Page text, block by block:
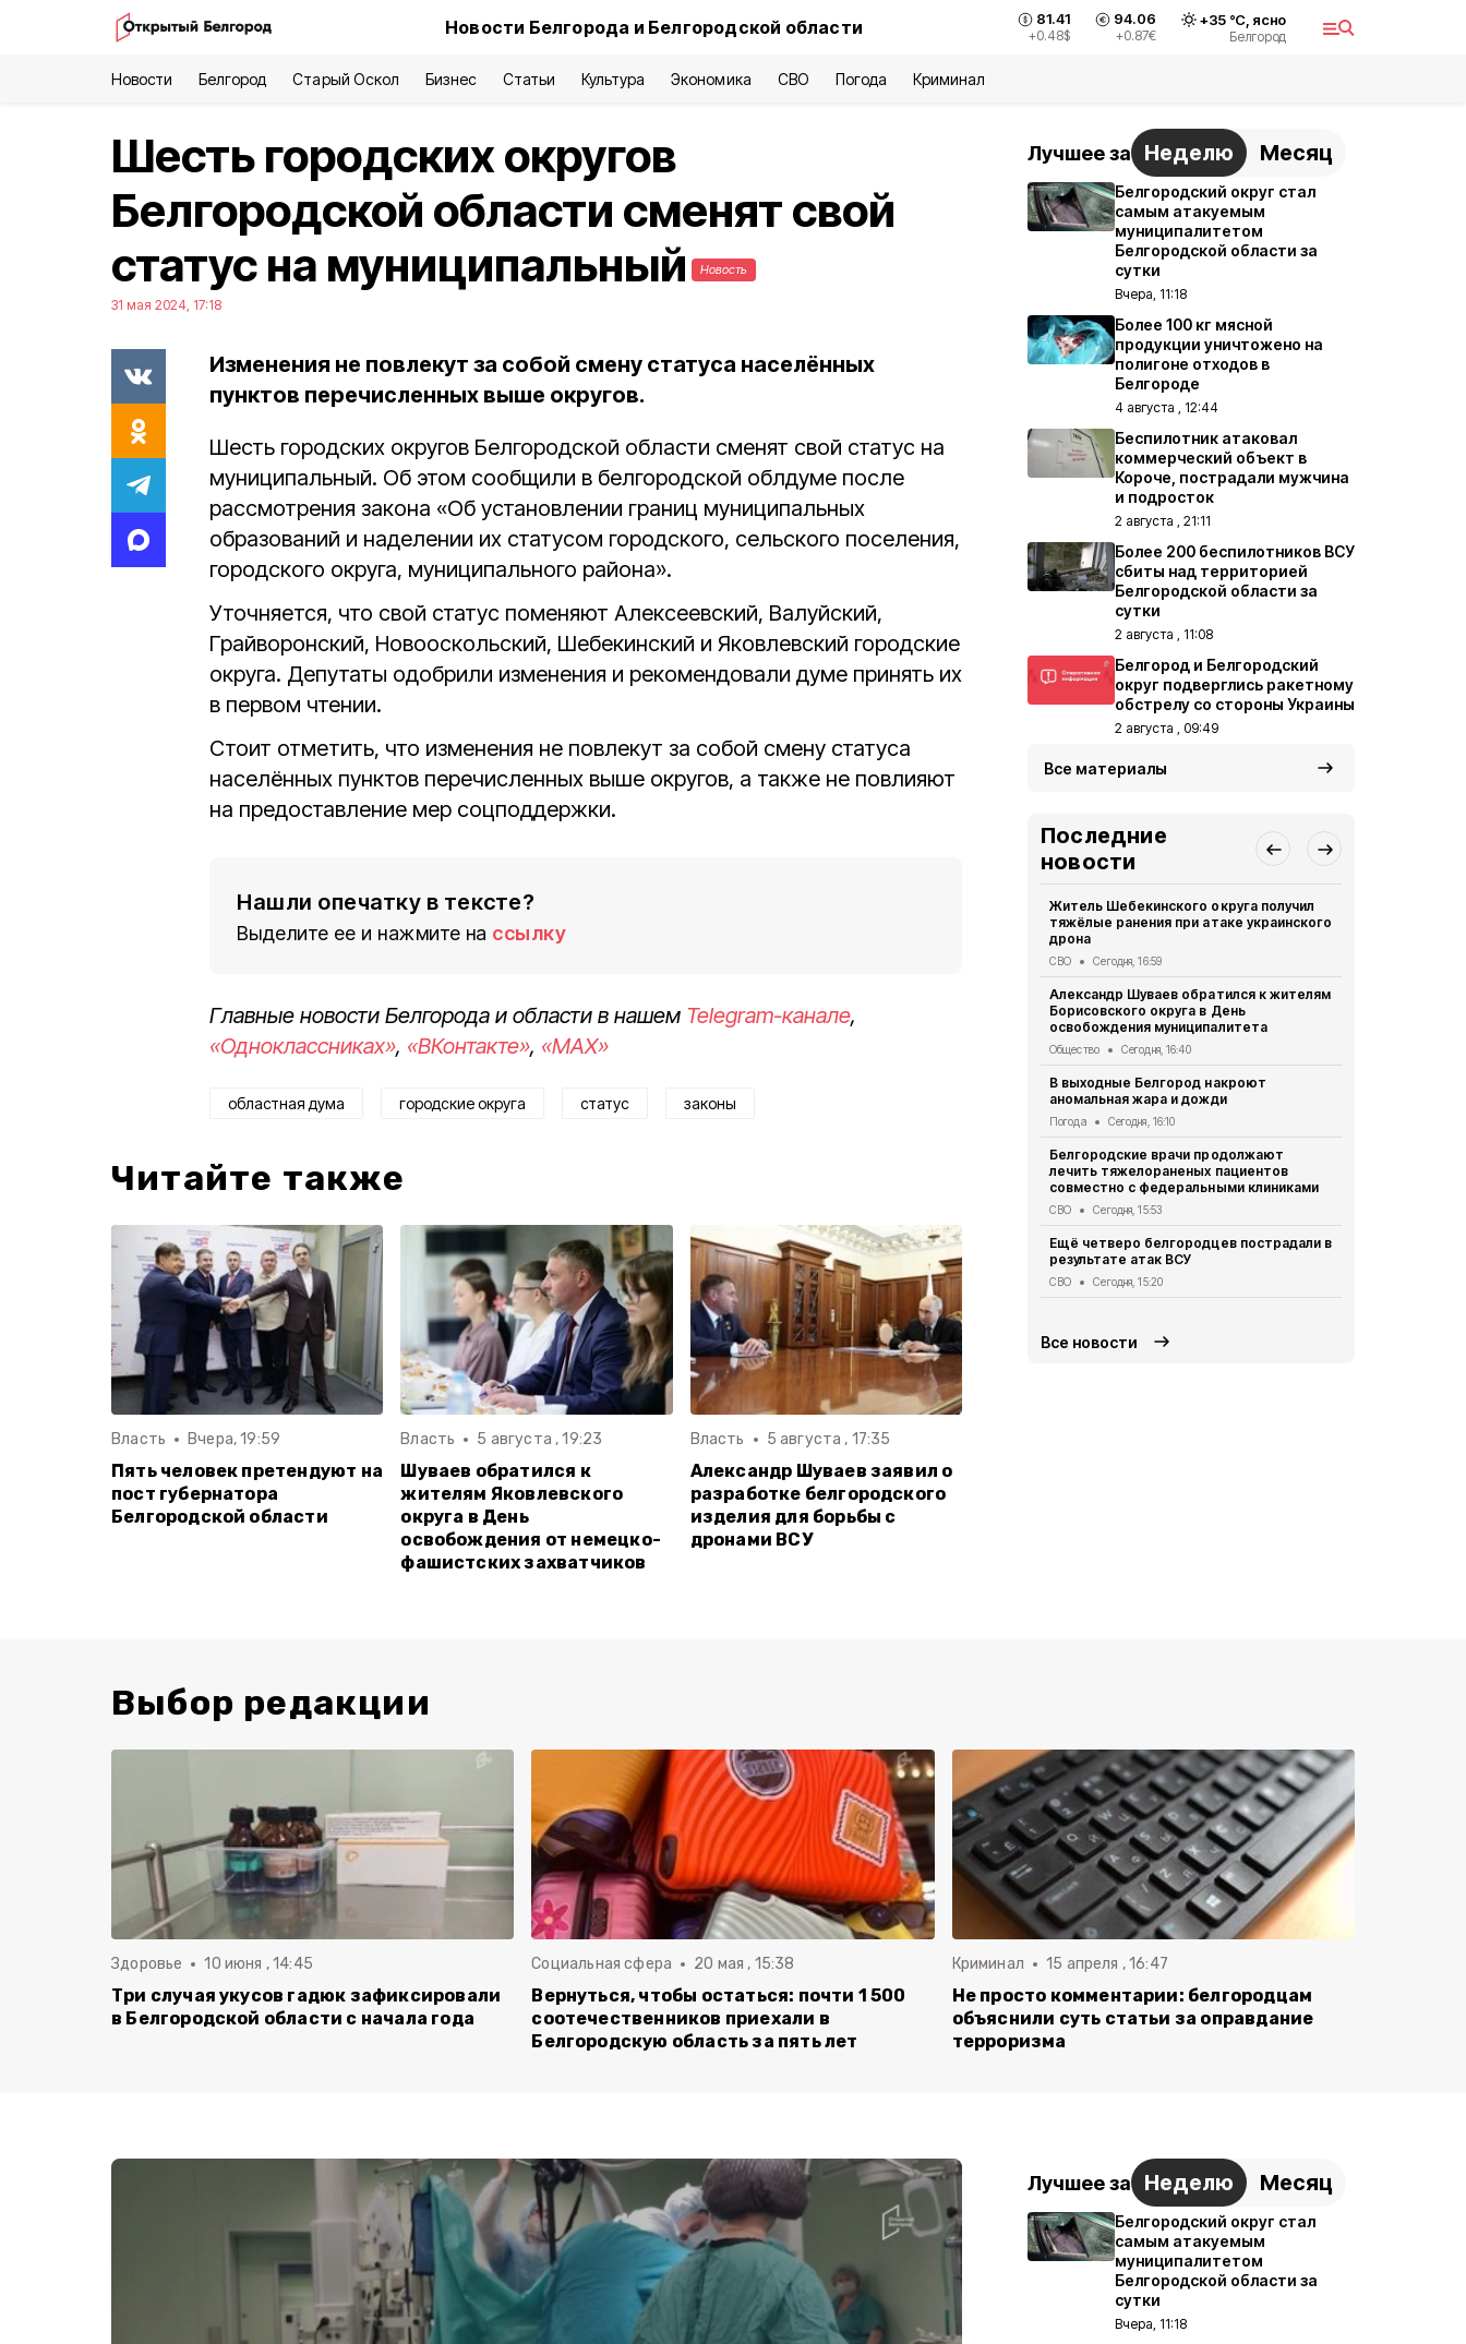
Новости Белгорода и Белгородской области 81.41
+0.48$
94.06
+0.87€
+35°С, ясно
Белгород
Новости Белгород Старый Оскол Бизнес Статьи Культура Экономика СВО Погода Криминал
Шесть городских округов
Белгородской области сменят свой
статус на муниципальный
Новость
31 мая 2024, 17:18
Изменения не повлекут за собой смену статуса населённых
пунктов перечисленных выше округов.
Шесть городских округов Белгородской области сменят свой статус на
муниципальный. Об этом сообщили в белгородской облдуме после
рассмотрения закона «Об установлении границ муниципальных
образований и наделении их статусом городского, сельского поселения,
городского округа, муниципального района».
Уточняется, что свой статус поменяют Алексеевский, Валуйский,
Грайворонский, Новооскольский, Шебекинский и Яковлевский городские
округа. Депутаты одобрили изменения и рекомендовали думе принять их
в первом чтении.
Стоит отметить, что изменения не повлекут за собой смену статуса
населённых пунктов перечисленных выше округов, а также не повлияют
на предоставление мер соцподдержки.
Нашли опечатку в тексте?
Выделите ее и нажмите на ссылку
Главные новости Белгорода и области в нашем Telegram-канале,
«Одноклассниках», «ВКонтакте», «MAX»
областная дума городские округа статус законы
Читайте также
Власть Вчера, 19:59
Пять человек претендуют на
пост губернатора
Белгородской области
Власть 5 августа , 19:23
Шуваев обратился к
жителям Яковлевского
округа в День
освобождения от немецко-
фашистских захватчиков
Власть 5 августа , 17:35
Александр Шуваев заявил о
разработке белгородского
изделия для борьбы с
дронами ВСУ
Лучшее за Неделю Месяц
Белгородский округ стал
самым атакуемым
муниципалитетом
Белгородской области за
сутки
Вчера, 11:18
Более 100 кг мясной
продукции уничтожено на
полигоне отходов в
Белгороде
4 августа , 12:44
Беспилотник атаковал
коммерческий объект в
Короче, пострадали мужчина
и подросток
2 августа , 21:11
Более 200 беспилотников ВСУ
сбиты над территорией
Белгородской области за
сутки
2 августа , 11:08
Белгород и Белгородский
округ подверглись ракетному
обстрелу со стороны Украины
2 августа , 09:49
Все материалы
Последние
новости
Житель Шебекинского округа получил
тяжёлые ранения при атаке украинского
дрона
СВО Сегодня, 16:59
Александр Шуваев обратился к жителям
Борисовского округа в День
освобождения муниципалитета
Общество Сегодня, 16:40
В выходные Белгород накроют
аномальная жара и дожди
Погода Сегодня, 16:10
Белгородские врачи продолжают
лечить тяжелораненых пациентов
совместно с федеральными клиниками
СВО Сегодня, 15:53
Ещё четверо белгородцев пострадали в
результате атак ВСУ
СВО Сегодня, 15:20
Все новости
Выбор редакции
Здоровье 10 июня , 14:45
Три случая укусов гадюк зафиксировали
в Белгородской области с начала года
Социальная сфера 20 мая , 15:38
Вернуться, чтобы остаться: почти 1 500
соотечественников приехали в
Белгородскую область за пять лет
Криминал 15 апреля , 16:47
Не просто комментарии: белгородцам
объяснили суть статьи за оправдание
терроризма
Лучшее за Неделю Месяц
Белгородский округ стал
самым атакуемым
муниципалитетом
Белгородской области за
сутки
Вчера, 11:18